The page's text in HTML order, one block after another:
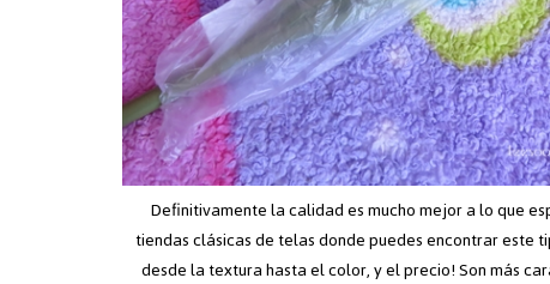
Definitivamente la calidad es mucho mejor a lo que
tiendas clásicas de telas donde puedes encontrar este
desde la textura hasta el color, y el precio! Son más